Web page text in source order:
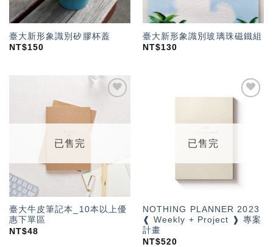
臺大新形象識別矽膠杯蓋
NT$150
臺大新形象識別玻璃珠磁鐵組
NT$130
望輕
已售完
臺大牛皮筆記本_10本以上優
惠下單區
NT$48
已售完
NOTHING PLANNER 2023
❰ Weekly + Project ❱ 專案
計畫
NT$520